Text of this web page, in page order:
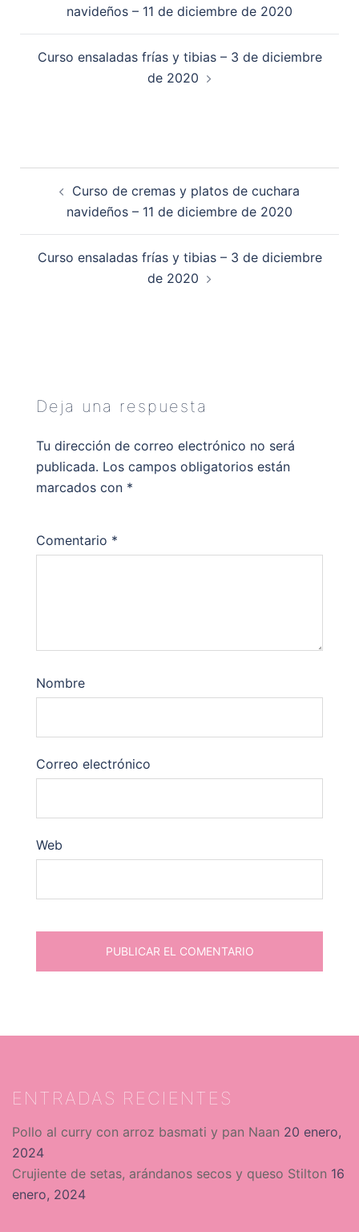
entradasnavideños – 11 de diciembre de 2020
Curso ensaladas frías y tibias – 3 de diciembre
de 2020
entradas
Curso de cremas y platos de cuchara
navideños – 11 de diciembre de 2020
Curso ensaladas frías y tibias – 3 de diciembre
de 2020
Deja una respuesta
Tu dirección de correo electrónico no será
publicada. Los campos obligatorios están
marcados con *
Comentario *
Nombre
Correo electrónico
Web
ENTRADAS RECIENTES
Pollo al curry con arroz basmati y pan Naan 20 enero,
2024
Crujiente de setas, arándanos secos y queso Stilton 16
enero, 2024